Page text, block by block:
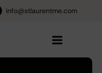
info@stlaurentme.com